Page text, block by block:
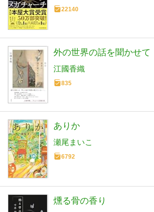
22140
外の世界の話を聞かせて
江國香織
835
ありか
瀬尾まいこ
6792
燻る骨の香り